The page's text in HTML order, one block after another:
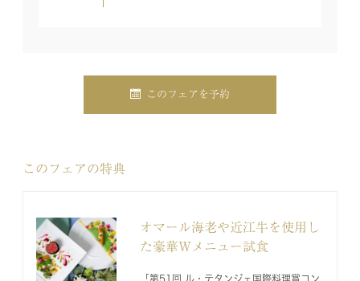
このフェアを予約
このフェアの特典
オマール海老や近江牛を使用し
た豪華Wメニュー試食
「第51回 ル・テタンジェ国際料理賞コン